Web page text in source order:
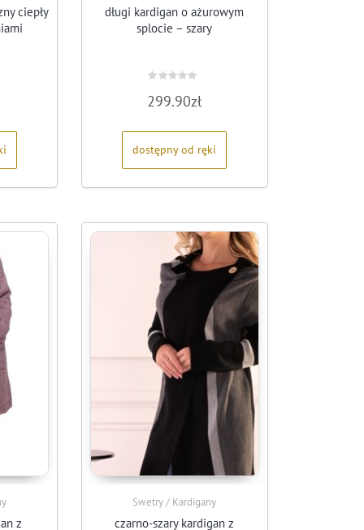
ciepły
długi kardigan o ażurowym
splocie – szary
0
na
299.90zł
dostępny od ręki
z
Swetry / Kardigany
czarno-szary kardigan z